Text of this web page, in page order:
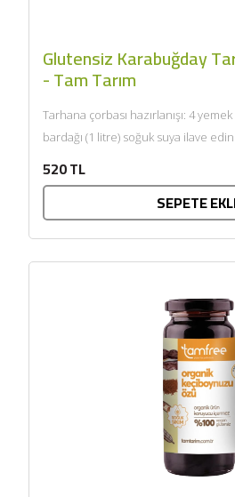
Glutensiz Karabuğday
- Tam Tarım
Tarhana çorbası hazırlanışı: 4 yemek
bardağı (1 litre) soğuk suya ilave
520 TL
SEPETE